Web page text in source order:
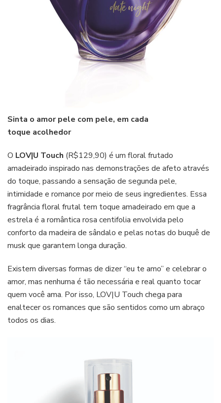
Sinta o amor pele com pele, em cada
toque acolhedor
O LOV|U Touch (R$129,90) é um floral frutado
amadeirado inspirado nas demonstrações de afeto através
do toque, passando a sensação de segunda pele,
intimidade e romance por meio de seus ingredientes. Essa
fragrância floral frutal tem toque amadeirado em que a
estrela é a romântica rosa centifolia envolvida pelo
conforto da madeira de sândalo e pelas notas do buquê de
musk que garantem longa duração.
Existem diversas formas de dizer “eu te amo” e celebrar o
amor, mas nenhuma é tão necessária e real quanto tocar
quem você ama. Por isso, LOV|U Touch chega para
enaltecer os romances que são sentidos como um abraço
todos os dias.